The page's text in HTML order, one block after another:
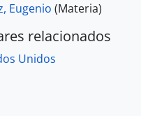
Eugenio (Materia)
relacionados
Unidos